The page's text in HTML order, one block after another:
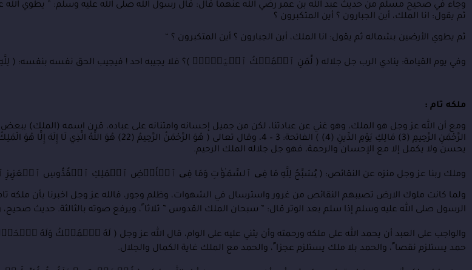
وجاء في صحيح مسلم من حديث عبد الله بن عمر رضي الله عنهما قال: قال رسول الله صلى الله عليه وسلم: ” يطوي الله عز
ثم يقول: انا الملك، أين الجبارون ؟ أين المتكبرون ؟
ثم يطوي الأرضين بشماله ثم يقول: انا الملك، أين الجبارون ؟ أين المتكبرون ؟ “
وفي يوم القيامة: ينادي الرب جل جلاله ( لِّمَنِ ٱلۡمُلۡكُ ٱلۡیَوۡمَۖ )؟ فلا يجيبه احد ! فيجيب الحق نفسه بنفسه: (
ملكه تام :
ومع أن الله عز وجل هو الملك، وهو غني عن عبادتنا، لكن من جميل إحسانه وامتنانه على عباده، قرن اسمه (الملك)
يحسن ولا يكمل إلا مع الإحسان والرحمة، فهو جل جلاله الملك الرحيم.
وملك ربنا عز وجل منزه عن النقائص: ( یُسَبِّحُ لِلَّهِ مَا فِی ٱلسَّمَـٰوَ ٰتِ وَمَا فِی ٱلۡأَرۡضِ ٱلۡمَلِكِ ٱلۡقُدُّوسِ ٱلۡعَزِیزِ
ولما كانت ملوك الارض تصيبهم النقائص من غرور واسترسال في الشهوات، وظلم وجور، فالله عز وجل اخبرنا بأن ملكه
الرسول صلى الله عليه وسلم إذا سلم بعد الوتر قال: ” سبحان الملك القدوس ” ثلاثا ً، ويرفع صوته بالثالثة. حديث صحيح،
حمد يستلزم نقصا ً، والحمد بلا ملك يستلزم عجزا ً، والحمد مع الملك غاية الكمال والجلال.